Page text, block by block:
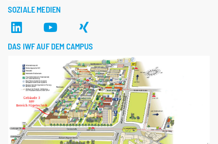
SOZIALE MEDIEN
DAS IWF AUF DEM CAMPUS